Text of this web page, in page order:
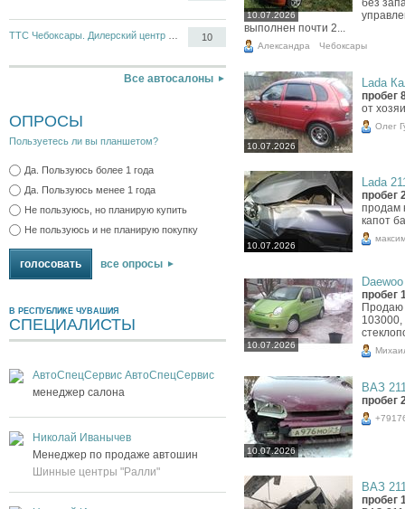
10
Все автосалоны
ОПРОСЫ
Пользуетесь ли вы планшетом?
Да. Пользуюсь более 1 года
Да. Пользуюсь менее 1 года
Не пользуюсь, но планирую купить
Не пользуюсь и не планирую покупку
все опросы
В РЕСПУБЛИКЕ ЧУВАШИЯ
СПЕЦИАЛИСТЫ
АвтоСпецСервис АвтоСпецСервис
менеджер салона
Николай Иванычев
Менеджер по продаже автошин
Шинные центры "Ралли"
10.07.2026
без
выполнен почти 2...
Александра Чебоксары
10.07.2026
Lada
пробег
от
Олег
10.07.2026
Lada
пробег
продам
капот
10.07.2026
пробег
Продаю
103000,
10.07.2026
ВАЗ
пробег
ВАЗ
пробег